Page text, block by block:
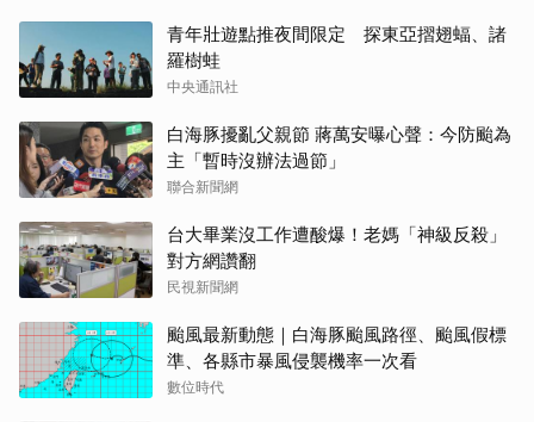
青年壯遊點推夜間限定 探東亞摺翅蝠、諸
羅樹蛙
中央通訊社
白海豚擾亂父親節 蔣萬安曝心聲：今防颱為
主「暫時沒辦法過節」
聯合新聞網
台大畢業沒工作遭酸爆！老媽「神級反殺」
對方網讚翻
民視新聞網
颱風最新動態｜白海豚颱風路徑、颱風假標
準、各縣市暴風侵襲機率一次看
數位時代